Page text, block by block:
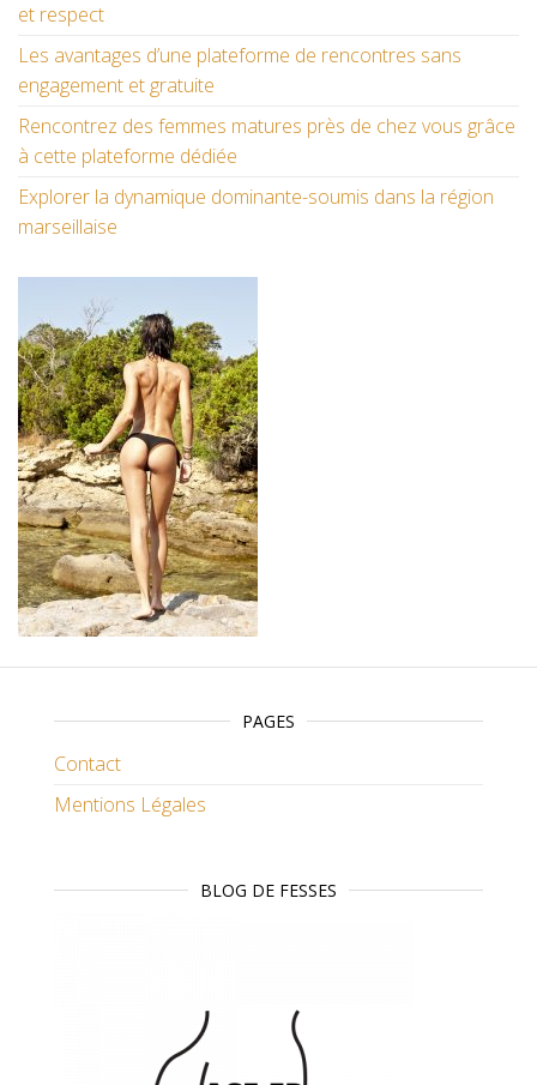
et respect
Les avantages d’une plateforme de rencontres sans
engagement et gratuite
Rencontrez des femmes matures près de chez vous grâce
à cette plateforme dédiée
Explorer la dynamique dominante-soumis dans la région
marseillaise
PAGES
Contact
Mentions Légales
BLOG DE FESSES